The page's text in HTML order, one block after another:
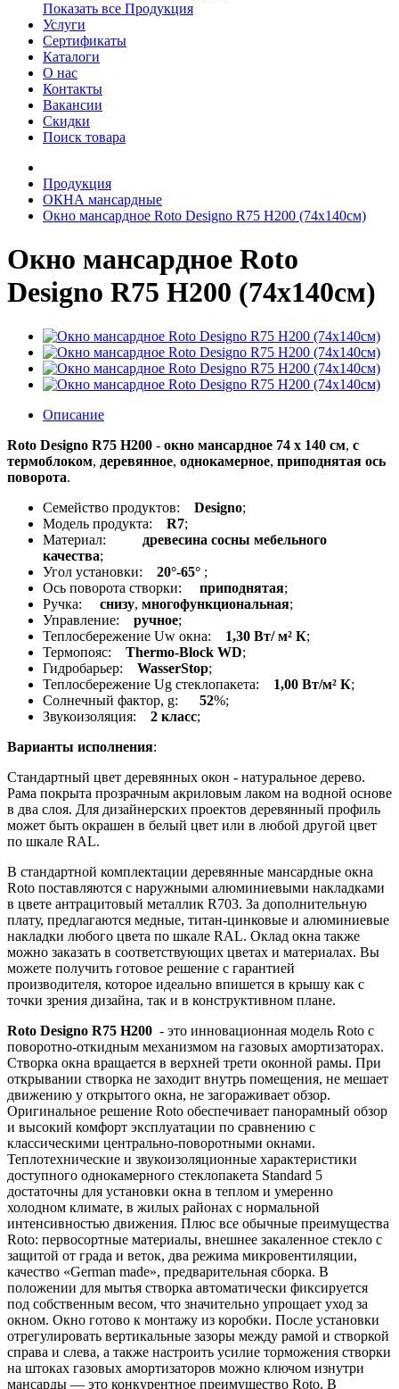
Показать все Продукция
Услуги
Сертификаты
Каталоги
О нас
Контакты
Вакансии
Скидки
Поиск товара
Продукция
ОКНА мансардные
Окно мансардное Roto Designo R75 H200 (74x140см)
Окно мансардное Roto
Designo R75 H200 (74x140см)
Описание
Roto Designo R75 H200 - окно мансардное 74 x 140 см, с
термоблоком, деревянное, однокамерное, приподнятая ось
поворота.
Семейство продуктов: Designo;
Модель продукта: R7;
Материал:
древесина сосны мебельного
качества;
Угол установки: 20°-65° ;
Ось поворота створки: приподнятая;
Ручка: снизу, многофункциональная;
Управление: ручное;
Теплосбережение Uw окна: 1,30 Вт/ м² К;
Термопояс: Thermo-Block WD;
Гидробарьер: WasserStop;
Теплосбережение Ug стеклопакета:
1,00 Вт/м² К;
Солнечный фактор, g:
52%;
Звукоизоляция:
2 класс;
Варианты исполнения:
Стандартный цвет деревянных окон - натуральное дерево.
Рама покрыта прозрачным акриловым лаком на водной основе
в два слоя. Для дизайнерских проектов деревянный профиль
может быть окрашен в белый цвет или в любой другой цвет
по шкале RAL.
В стандартной комплектации деревянные мансардные окна
Roto поставляются с наружными алюминиевыми накладками
в цвете антрацитовый металлик R703. За дополнительную
плату, предлагаются медные, титан-цинковые и алюминиевые
накладки любого цвета по шкале RAL. Оклад окна также
можно заказать в соответствующих цветах и материалах. Вы
можете получить готовое решение с гарантией
производителя, которое идеально впишется в крышу как с
точки зрения дизайна, так и в конструктивном плане.
Roto Designo R75 H200 - это инновационная модель Roto c
поворотно-откидным механизмом на газовых амортизаторах.
Створка окна вращается в верхней трети оконной рамы. При
открывании створка не заходит внутрь помещения, не мешает
движению у открытого окна, не загораживает обзор.
Оригинальное решение Roto обеспечивает панорамный обзор
и высокий комфорт эксплуатации по сравнению с
классическими центрально-поворотными окнами.
Теплотехнические и звукоизоляционные характеристики
доступного однокамерного стеклопакета Standard 5
достаточны для установки окна в теплом и умеренно
холодном климате, в жилых районах с нормальной
интенсивностью движения. Плюс все обычные преимущества
Roto: первосортные материалы, внешнее закаленное стекло с
защитой от града и веток, два режима микровентиляции,
качество «German made», предварительная сборка. В
положении для мытья створка автоматически фиксируется
под собственным весом, что значительно упрощает уход за
окном. Окно готово к монтажу из коробки. После установки
отрегулировать вертикальные зазоры между рамой и створкой
справа и слева, а также настроить усилие торможения створки
на штоках газовых амортизаторов можно ключом изнутри
мансарды — это конкурентное преимущество Roto. В